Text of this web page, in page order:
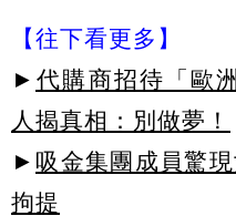
【往下看更多】
► 代購商招待「歐
人揭真相：別做夢！
► 吸金集團成員驚
拘提